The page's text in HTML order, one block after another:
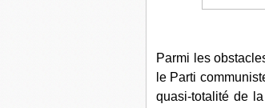
Parmi les
le Parti
quasi-totalité de